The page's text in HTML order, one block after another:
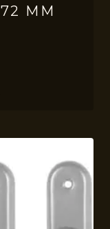
MM